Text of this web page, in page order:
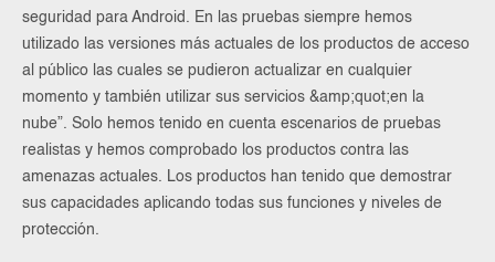
seguridad para Android. En las pruebas siempre hemos
utilizado las versiones más actuales de los productos de acceso
al público las cuales se pudieron actualizar en cualquier
momento y también utilizar sus servicios &amp;quot;en la
nube”. Solo hemos tenido en cuenta escenarios de pruebas
realistas y hemos comprobado los productos contra las
amenazas actuales. Los productos han tenido que demostrar
sus capacidades aplicando todas sus funciones y niveles de
protección.